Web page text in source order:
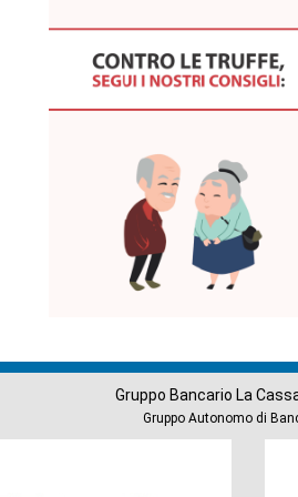
Gruppo Bancario La
Gruppo Autonomo di